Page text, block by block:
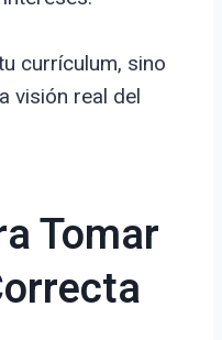
currículum, sino
visión real del
Tomar